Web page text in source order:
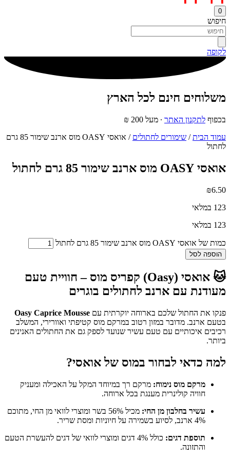
0
חיפוש
לקופה
משלוחים חינם לכל הארץ
בכפוף לתקנון האתר ∙ מעל 200 ₪
עמוד הבית/ שימורים לחתולים
/ אואסי OASY מוס ארנב שימור 85 גרם
לחתול
אואסי OASY מוס ארנב שימור 85 גרם לחתול
₪6.50
123 במלאי
123 במלאי
כמות של אואסי OASY מוס ארנב שימור 85 גרם לחתול
הוספה לסל
🐱 אואסי (Oasy) קפריס מוס – חוויית טעם
מעודנת עם ארנב לחתולים בוגרים
פנקו את החתול שלכם בארוחה יוקרתית עם Oasy Caprice Mousse
בטעם ארנב. מדובר במזון רטוב במרקם מוס קטיפתי ואוורירי, המשלב
רכיבים איכותיים עם טעם עשיר שנועד לספק גם את החתולים האנינים
ביותר.
למה כדאי לבחור במוס של אואסי?
מרקם מוס נימוח: מרקם רך במיוחד המקל על האכילה ומעניק
חוויה קולינרית מענגת בכל ארוחה.
עשיר בחלבון מן החי:
מכיל 56% בשר ומוצרי לוואי מן החי, מתוכם
4% ארנב, לסיוע בשמירה על חיוניות ומסת שריר.
תוספת דגים:
כולל 4% דגים ומוצרי לוואי של דגים להעשרת הטעם
והתזונה.